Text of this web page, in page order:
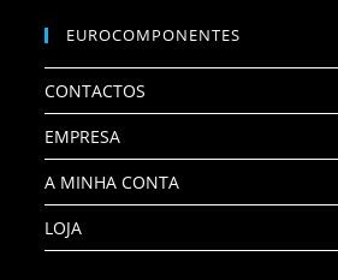
EUROCOMPONENTES
CONTACTOS
EMPRESA
A MINHA CONTA
LOJA